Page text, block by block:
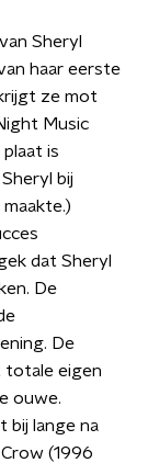
Sheryl
haar eerste
ze mot
Music
is
bij
dat Sheryl
De
De
totale eigen
ouwe.
bij lange na
(1996